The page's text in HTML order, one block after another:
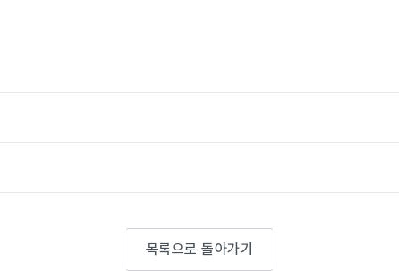
목록으로 돌아가기